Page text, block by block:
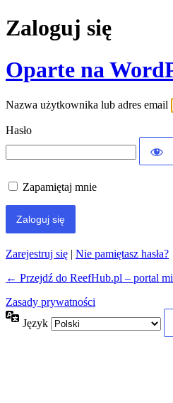
Zaloguj się
Oparte na
Nazwa użytkownika lub adres email
Hasło
Zapamiętaj mnie
Zarejestruj się | Nie pamiętasz hasła?
← Przejdź do ReefHub.pl – portal
Zasady prywatności
Język